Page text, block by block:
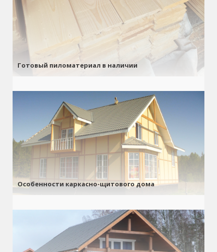
Готовый пиломатериал в наличии
Особенности каркасно-щитового дома